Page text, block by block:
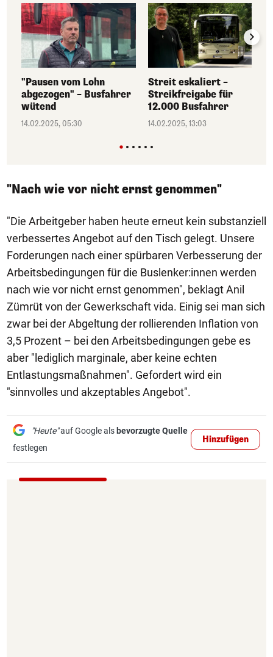
"Pausen vom Lohn
abgezogen" – Busfahrer
wütend
14.02.2025, 05:30
Streit eskaliert –
Streikfreigabe für
12.000 Busfahrer
14.02.2025, 13:03
"Nach wie vor nicht ernst genommen"
"Die Arbeitgeber haben heute erneut kein substanziell
verbessertes Angebot auf den Tisch gelegt. Unsere
Forderungen nach einer spürbaren Verbesserung der
Arbeitsbedingungen für die Buslenker:innen werden
nach wie vor nicht ernst genommen", beklagt Anil
Zümrüt von der Gewerkschaft vida. Einig sei man sich
zwar bei der Abgeltung der rollierenden Inflation von
3,5 Prozent – bei den Arbeitsbedingungen gebe es
aber "lediglich marginale, aber keine echten
Entlastungsmaßnahmen". Gefordert wird ein
"sinnvolles und akzeptables Angebot".
"Heute"auf Google als bevorzugte Quelle
festlegen
Hinzufügen